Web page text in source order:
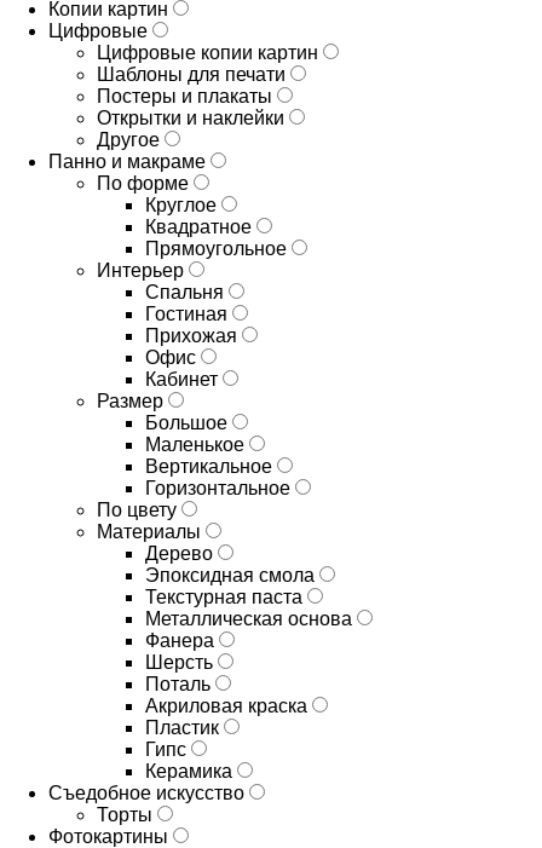
Копии картин
Цифровые
Цифровые копии картин
Шаблоны для печати
Постеры и плакаты
Открытки и наклейки
Другое
Панно и макраме
По форме
Круглое
Квадратное
Прямоугольное
Интерьер
Спальня
Гостиная
Прихожая
Офис
Кабинет
Размер
Большое
Маленькое
Вертикальное
Горизонтальное
По цвету
Материалы
Дерево
Эпоксидная смола
Текстурная паста
Металлическая основа
Фанера
Шерсть
Поталь
Акриловая краска
Пластик
Гипс
Керамика
Съедобное искусство
Торты
Фотокартины